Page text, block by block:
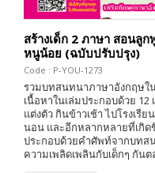
สร้างเด็ก 2 ภาษา สอนลู
หนูน้อย (ฉบับปรับปรุง)
Code : P-YOU-1273
รวมบทสนทนาภาษาอังกฤษใ
เนื้อหาในเล่มประกอบด้วย
แต่งตัว กินข้าวเช้า ไปโรงเรี
นอน และอีกหลากหลายที่เกิ
ประกอบด้วยคำศัพท์จากบท
ความเพลิดเพลินกับเด็กๆ กันต